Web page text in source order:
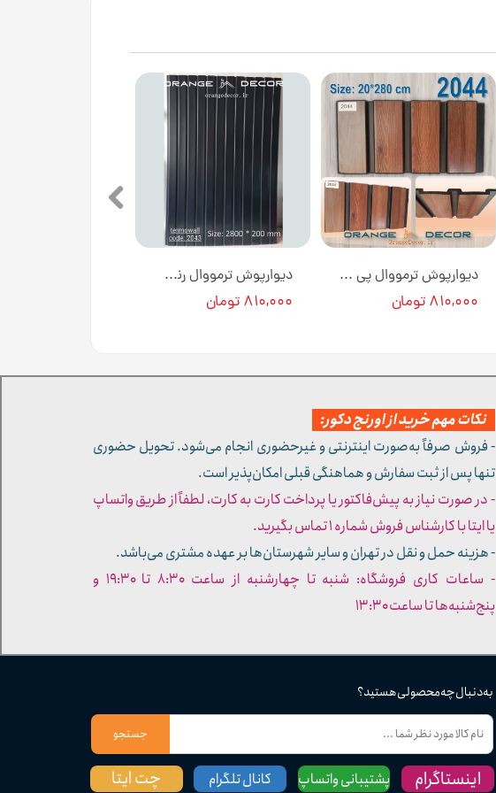
دیوارپوش ترمووال رنگ مشکی پی وی سی کد 2043 [انبار تهران]
۸۱۰,۰۰۰ تومان
دیوارپوش ترمووال پی وی سی کد 2044 [انبار تهران]
۸۱۰,۰۰۰ تومان
به دنبال چه محصولی هستید؟
جستجو
پشتیبانی واتساپ چت ایتا کانال تلگرام اینستاگرام
نکات مهم خرید از اورنج دکور:
- فروش صرفاً به‌صورت اینترنتی و غیرحضوری انجام می‌شود. تحویل حضوری
تنها پس از ثبت سفارش و هماهنگی قبلی امکان‌پذیر است.
- در صورت نیاز به پیش‌فاکتور یا پرداخت کارت به کارت، لطفاً از طریق واتساپ
یا ایتا با کارشناس فروش شماره ۱ تماس بگیرید.
- هزینه حمل و نقل در تهران و سایر شهرستان‌ها بر عهده مشتری می‌باشد.
- ساعات کاری فروشگاه: شنبه تا چهارشنبه از ساعت ۸:۳۰ تا ۱۹:۳۰ و
پنج‌شنبه‌ها تا ساعت ۱۳:۳۰​​​​​​​